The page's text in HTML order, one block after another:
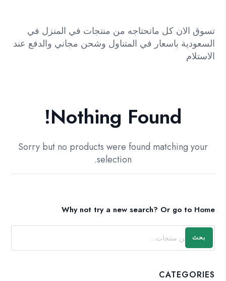
تسوق الان كل ماتحتاجه من منتجات في المنزل في
السعودية باسعار في المتناول وشحن مجاني والدفع عند
الاستلام
Nothing Found!
Sorry but no products were found matching your
selection.
Why not try a new search? Or go to Home
بحث
CATEGORIES